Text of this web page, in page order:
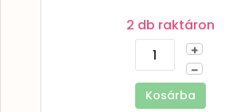
2 db raktáron
+
–
Kosárba